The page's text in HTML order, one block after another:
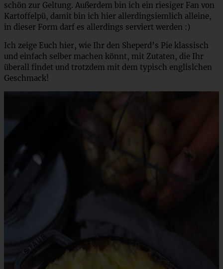
schön zur Geltung. Außerdem bin ich ein riesiger Fan von
Kartoffelpü, damit bin ich hier allerdingsiemlich alleine,
in dieser Form darf es allerdings serviert werden :)
Ich zeige Euch hier, wie Ihr den Sheperd’s Pie klassisch
und einfach selber machen könnt, mit Zutaten, die Ihr
überall findet und trotzdem mit dem typisch englislchen
Geschmack!